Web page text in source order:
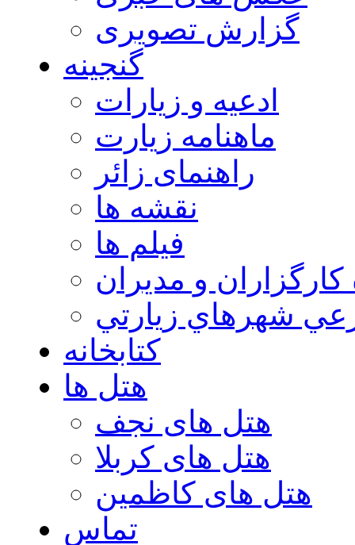
گزارش تصویری
گنجینه
ادعیه و زیارات
ماهنامه زیارت
راهنمای زائر
نقشه ها
فیلم ها
كارگزاران و مديران
شهرهاي زيارتي
کتابخانه
هتل ها
هتل های نجف
هتل های کربلا
هتل های کاظمین
تماس